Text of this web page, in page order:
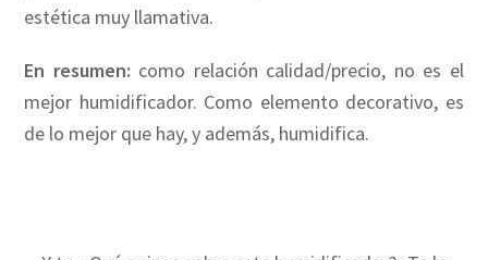
estética muy llamativa.
En resumen: como relación calidad/precio, no es el
mejor humidificador. Como elemento decorativo, es
de lo mejor que hay, y además, humidifica.